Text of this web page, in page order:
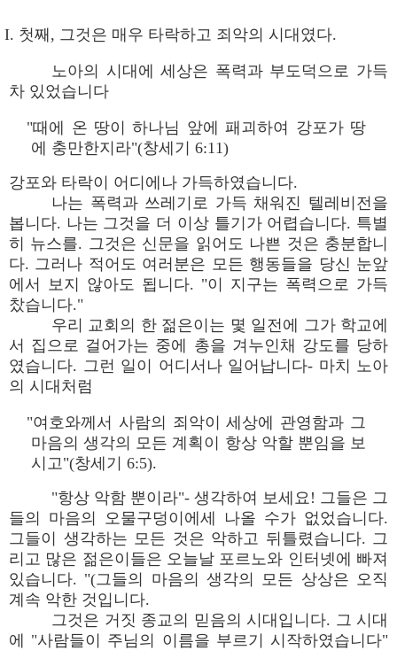
I. 첫째, 그것은 매우 타락하고 죄악의 시대였다.
노아의 시대에 세상은 폭력과 부도덕으로 가득
차 있었습니다
"때에 온 땅이 하나님 앞에 패괴하여 강포가 땅
에 충만한지라"(창세기 6:11)
강포와 타락이 어디에나 가득하였습니다.
나는 폭력과 쓰레기로 가득 채워진 텔레비전을
봅니다. 나는 그것을 더 이상 틀기가 어렵습니다. 특별
히 뉴스를. 그것은 신문을 읽어도 나쁜 것은 충분합니
다. 그러나 적어도 여러분은 모든 행동들을 당신 눈앞
에서 보지 않아도 됩니다. "이 지구는 폭력으로 가득
찼습니다."
우리 교회의 한 젊은이는 몇 일전에 그가 학교에
서 집으로 걸어가는 중에 총을 겨누인채 강도를 당하
였습니다. 그런 일이 어디서나 일어납니다- 마치 노아
의 시대처럼
"여호와께서 사람의 죄악이 세상에 관영함과 그
마음의 생각의 모든 계획이 항상 악할 뿐임을 보
시고"(창세기 6:5).
"항상 악함 뿐이라"- 생각하여 보세요! 그들은 그
들의 마음의 오물구덩이에세 나올 수가 없었습니다.
그들이 생각하는 모든 것은 악하고 뒤틀렸습니다. 그
리고 많은 젊은이들은 오늘날 포르노와 인터넷에 빠져
있습니다. "(그들의 마음의 생각의 모든 상상은 오직
계속 악한 것입니다.
그것은 거짓 종교의 믿음의 시대입니다. 그 시대
에 "사람들이 주님의 이름을 부르기 시작하였습니다"